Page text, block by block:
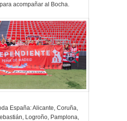
acompañar al Bocha.
España: Alicante, Coruña,
Logroño, Pamplona,